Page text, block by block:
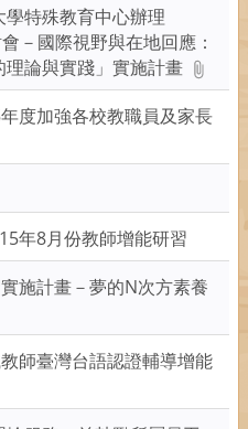
特殊教育中心辦理
－國際視野與在地回應：
論與實踐」實施計畫
度加強各校教職員及家長
年8月份教師增能研習
施計畫－夢的N次方素養
師臺灣台語認證輔導增能